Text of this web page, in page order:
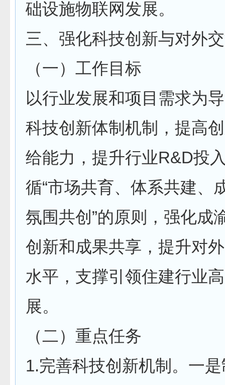
础设施物联网发展。
三、强化科技创新与对外
（一）工作目标
以行业发展和项目需求为
科技创新体制机制，提高
给能力，提升行业R&D投
循“市场共育、体系共建、
氛围共创”的原则，强化成
创新和成果共享，提升对
水平，支撑引领住建行业
展。
（二）重点任务
1.完善科技创新机制。一